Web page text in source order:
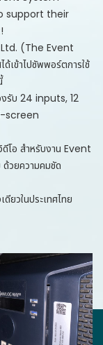
support their
(The Event
เข้าไปซัพพอร์ตการใช้
รับ 24 inputs, 12
screen
โอ สำหรับงาน Event
วยความคมชัด
วในประเทศไทย